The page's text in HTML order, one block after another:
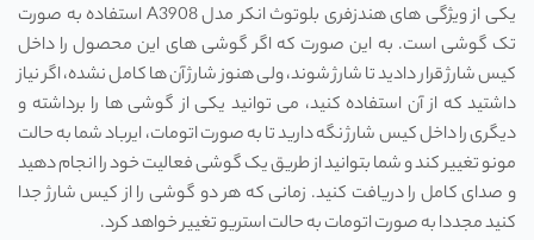
یکی از ویژگی های هندزفری بلوتوث انکر مدل A3908 استفاده به صورت
تک گوشی است. به این صورت که اگر گوشی های این محصول را داخل
کیس شارژ قرار دادید تا شارژ شوند، ولی هنوز شارژ آن ها کامل نشده، اگر نیاز
داشتید که از آن استفاده کنید، می توانید یکی از گوشی ها را برداشته و
دیگری را داخل کیس شارژ نگه دارید تا به صورت اتومات، ایرباد شما به حالت
مونو تغییر کند و شما بتوانید از طریق یک گوشی فعالیت خود را انجام دهید
و صدای کامل را دریافت کنید. زمانی که هر دو گوشی را از کیس شارژ جدا
کنید مجددا به صورت اتومات به حالت استریو تغییر خواهد کرد.